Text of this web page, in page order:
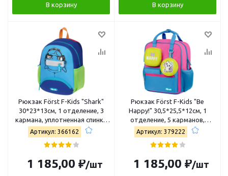
В корзину В корзину
Рюкзак Först F-Kids "Shark"
30*23*13см, 1 отделение, 3
кармана, уплотненная спинка
FT-KB-032402
Артикул: 366162
1 185,00 ₽/шт
Рюкзак Först F-Kids "Be
Happy!" 30,5*25,5*12см, 1
отделение, 5 карманов,
эргономичная спинка FT-KB-
022502
Артикул: 379222
1 185,00 ₽/шт